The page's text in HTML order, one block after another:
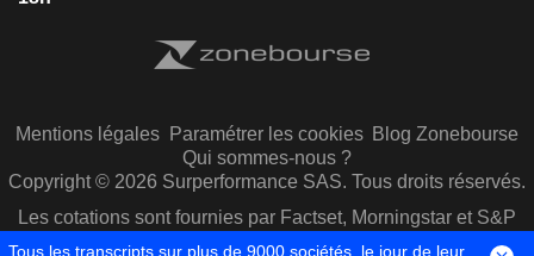
Mentions légales Paramétrer les cookies Blog Zonebourse
Qui sommes-nous ?
Copyright © 2026 Surperformance SAS. Tous droits réservés.
Les cotations sont fournies par Factset, Morningstar et S&P
Capital IQ
Tous les transcripts sur plus de 9000 sociétés, le jour de leur